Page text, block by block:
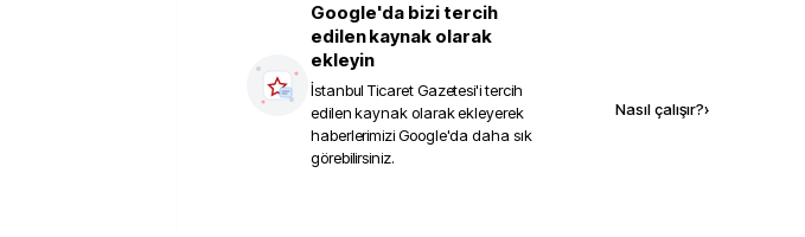
Google'da bizi tercih
edilen kaynak olarak
ekleyin
İstanbul Ticaret Gazetesi'i tercih
edilen kaynak olarak ekleyerek
haberlerimizi Google'da daha sık
görebilirsiniz.
Nasıl çalışır?›